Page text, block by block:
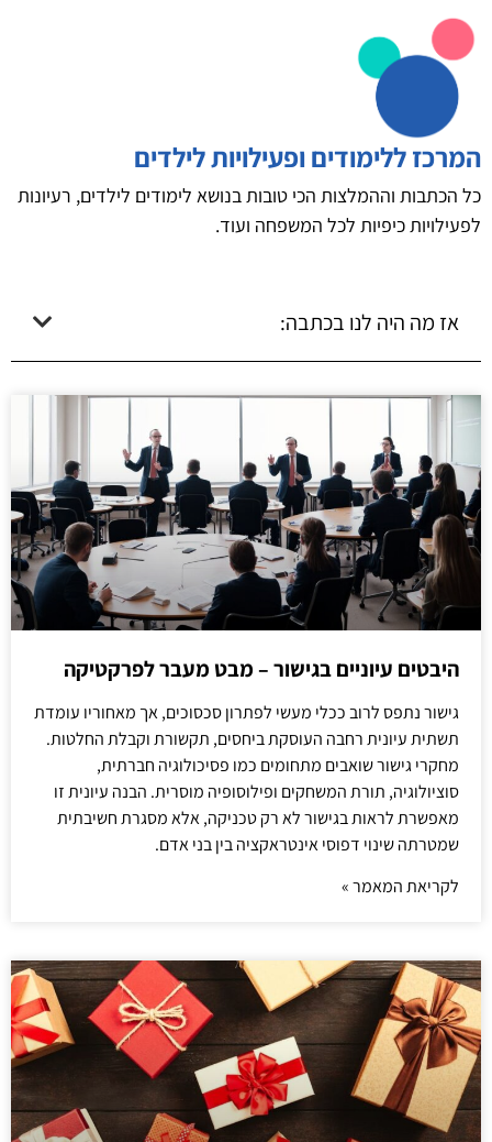
המרכז ללימודים ופעילויות לילדים
כל הכתבות וההמלצות הכי טובות בנושא לימודים לילדים, רעיונות
לפעילויות כיפיות לכל המשפחה ועוד.
אז מה היה לנו בכתבה:
היבטים עיוניים בגישור – מבט מעבר לפרקטיקה
גישור נתפס לרוב ככלי מעשי לפתרון סכסוכים, אך מאחוריו עומדת
תשתית עיונית רחבה העוסקת ביחסים, תקשורת וקבלת החלטות.
מחקרי גישור שואבים מתחומים כמו פסיכולוגיה חברתית,
סוציולוגיה, תורת המשחקים ופילוסופיה מוסרית. הבנה עיונית זו
מאפשרת לראות בגישור לא רק טכניקה, אלא מסגרת חשיבתית
שמטרתה שינוי דפוסי אינטראקציה בין בני אדם.
לקריאת המאמר »